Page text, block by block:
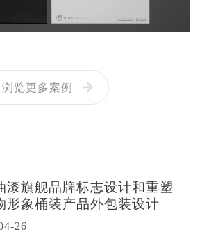
浏览更多案例
漆旗舰品牌标志设计和重塑
形象桶装产品外包装设计
26